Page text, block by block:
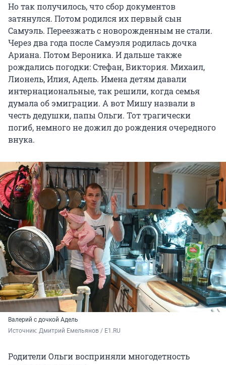
Но так получилось, что сбор документов
затянулся. Потом родился их первый сын
Самуэль. Переезжать с новорожденным не стали.
Через два года после Самуэля родилась дочка
Ариана. Потом Вероника. И дальше также
рождались погодки: Стефан, Виктория. Михаил,
Лионель, Илия, Адель. Имена детям давали
интернациональные, так решили, когда семья
думала об эмиграции. А вот Мишу назвали в
честь дедушки, папы Ольги. Тот трагически
погиб, немного не дожил до рождения очередного
внука.
Валерий с дочкой Адель
Источник: Дмитрий Емельянов / E1.RU
Родители Ольги восприняли многодетность